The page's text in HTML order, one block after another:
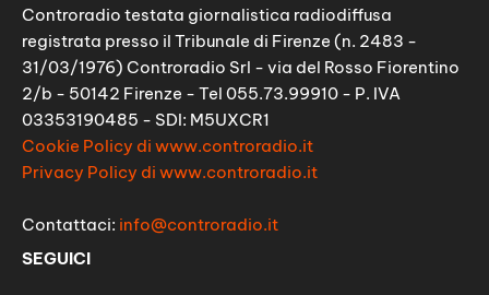
Controradio testata giornalistica radiodiffusa
registrata presso il Tribunale di Firenze (n. 2483 -
31/03/1976) Controradio Srl - via del Rosso Fiorentino
2/b - 50142 Firenze - Tel 055.73.99910 - P. IVA
03353190485 - SDI: M5UXCR1
Cookie Policy di www.controradio.it
Privacy Policy di www.controradio.it
Contattaci: info@controradio.it
SEGUICI